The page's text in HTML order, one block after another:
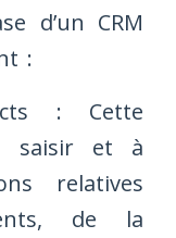
d’un CRM
:
: Cette
saisir et à
relatives
de la